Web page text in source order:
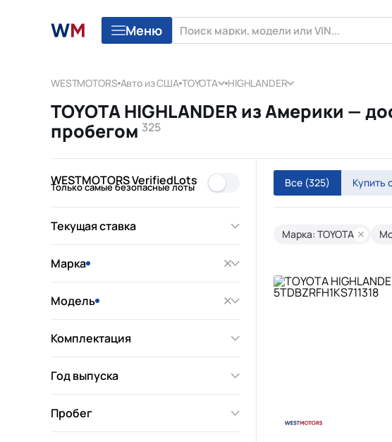
Меню
WESTMOTORS Авто из США TOYOTA HIGHLANDER
TOYOTA HIGHLANDER из Америки —
пробегом 325
WESTMOTORS VerifiedLots
Только самые безопасные лоты
Текущая ставка
Марка
Модель
Комплектация
Год выпуска
Пробег
Все (325) Купить
Марка: TOYOTA